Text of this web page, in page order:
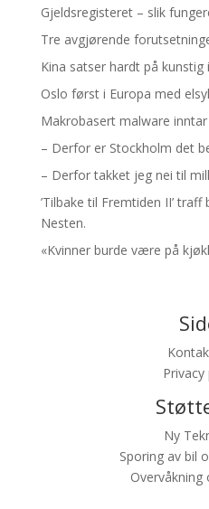
Gjeldsregisteret – slik
Tre avgjørende
Kina satser hardt på kunstig
Oslo først i Europa med
Makrobasert malware
– Derfor er Stockholm det
– Derfor takket jeg nei til
’Tilbake til Fremtiden II’
Nesten.
«Kvinner burde være på
Privacy
Ny
Sporing av bil
Overvåkning